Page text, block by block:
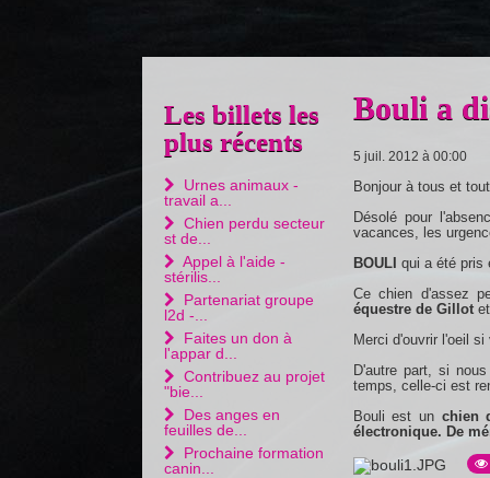
Les billets les
plus récents
Urnes animaux -
travail a...
Chien perdu secteur
st de...
Appel à l'aide -
stérilis...
Partenariat groupe
l2d -...
Faites un don à
l'appar d...
Contribuez au projet
"bie...
Des anges en
feuilles de...
Prochaine formation
canin...
Bouli a
5 juil. 2012 à 00:00
Bonjour à tous et
Désolé pour
vacances, les
BOULI qui a été pris
Ce chien d'assez
équestre de Gillotet
Merci d'ouvrir l'oeil
D'autre part, si
temps, celle-ci est
Bouli est un chien
électronique. De